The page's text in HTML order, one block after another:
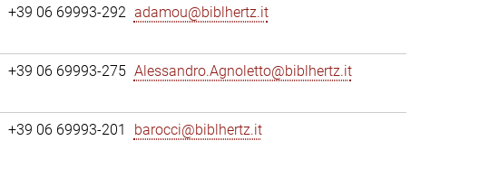
+39 06 69993-292 adamou@biblhertz.it
+39 06 69993-275 Alessandro.Agnoletto@biblhertz.it
+39 06 69993-201 barocci@biblhertz.it